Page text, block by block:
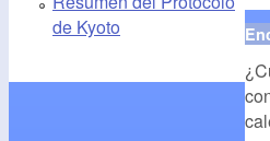
de Kyoto